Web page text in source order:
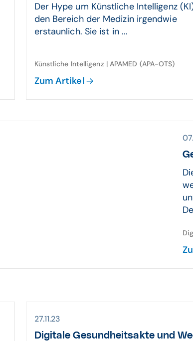
Der Hype um Künstliche Intelligenz
den Bereich der Medizin irgendwie
erstaunlich. Sie ist in ...
Künstliche Intelligenz | APAMED (APA-OTS)
Zum Artikel
27.11.23
Digitale Gesund­heits­akte und